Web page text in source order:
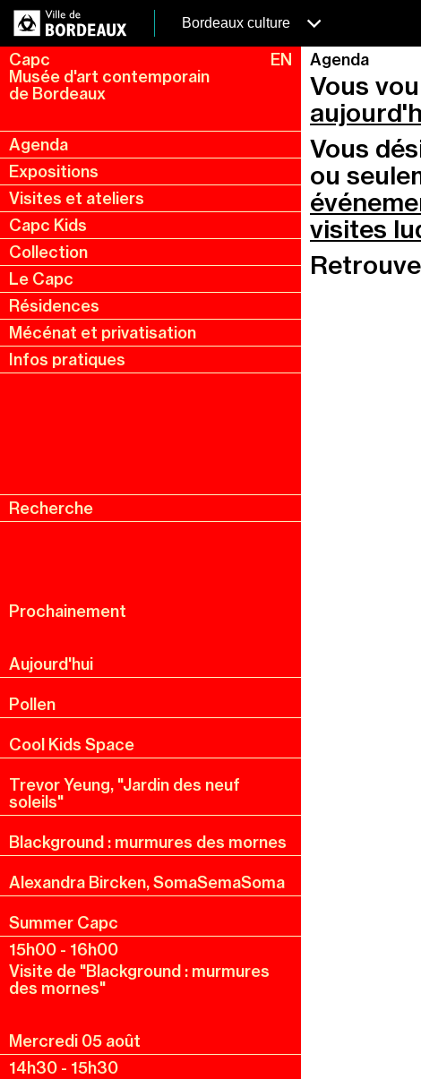
Aller
contenu
principal
menubordeaux
Bordeaux culture
Capc
Musée d'art contemporain
de Bordeaux
EN
Menu
de
navigation
Agenda
Expositions
Visites et ateliers
Capc Kids
Collection
Le Capc
Résidences
Mécénat et privatisation
Infos pratiques
Menu
Recherche
Prochainement
Aujourd'hui
Pollen
Cool Kids Space
Trevor Yeung, "Jardin des neuf
soleils"
Blackground : murmures des mornes
Alexandra Bircken, SomaSemaSoma
Summer Capc
15h00 - 16h00
Visite de "Blackground : murmures
des mornes"
Mercredi 05 août
14h30 - 15h30
Agenda
Vous
Vous
ou
visites
Panneau de gestion des cookies